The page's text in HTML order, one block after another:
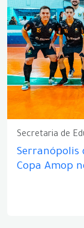
Secretaria de
Serranópolis
Copa Amop